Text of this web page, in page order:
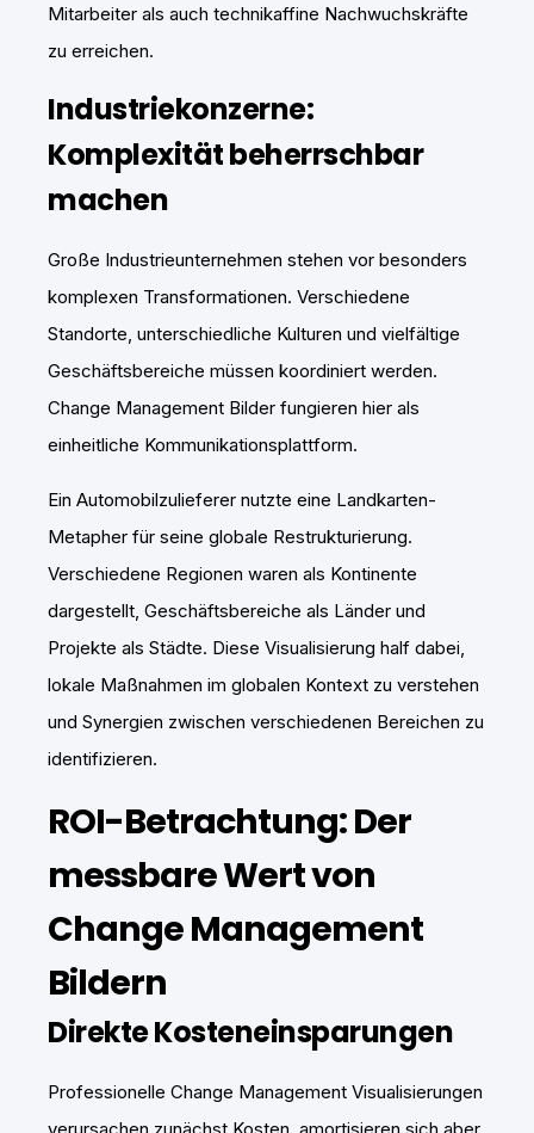
Mitarbeiter als auch technikaffine Nachwuchskräfte
zu erreichen.
Industriekonzerne:
Komplexität beherrschbar
machen
Große Industrieunternehmen stehen vor besonders
komplexen Transformationen. Verschiedene
Standorte, unterschiedliche Kulturen und vielfältige
Geschäftsbereiche müssen koordiniert werden.
Change Management Bilder fungieren hier als
einheitliche Kommunikationsplattform.
Ein Automobilzulieferer nutzte eine Landkarten-
Metapher für seine globale Restrukturierung.
Verschiedene Regionen waren als Kontinente
dargestellt, Geschäftsbereiche als Länder und
Projekte als Städte. Diese Visualisierung half dabei,
lokale Maßnahmen im globalen Kontext zu verstehen
und Synergien zwischen verschiedenen Bereichen zu
identifizieren.
ROI-Betrachtung: Der
messbare Wert von
Change Management
Bildern
Direkte Kosteneinsparungen
Professionelle Change Management Visualisierungen
verursachen zunächst Kosten, amortisieren sich aber